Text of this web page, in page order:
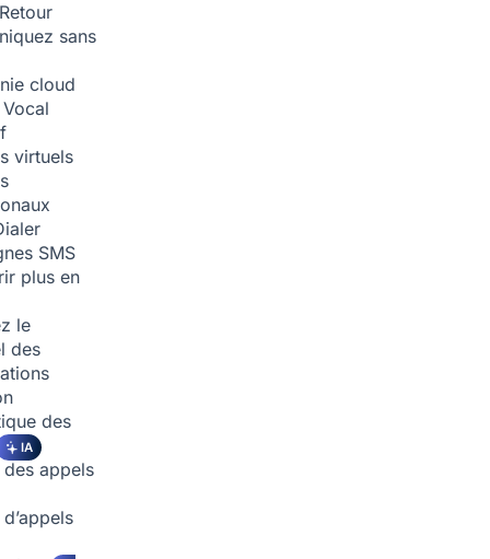
Retour
sans
cloud
virtuels
SMS
plus en
le
des
des
IA
appels